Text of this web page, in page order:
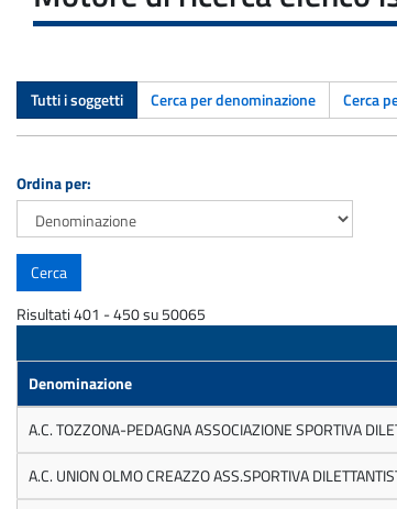
Tutti i soggetti Cerca per denominazione Cerca
Ordina per:
Risultati 401 - 450 su 50065
Denominazione
A.C. TOZZONA-PEDAGNA ASSOCIAZIONE SPORTIVA
A.C. UNION OLMO CREAZZO ASS.SPORTIVA